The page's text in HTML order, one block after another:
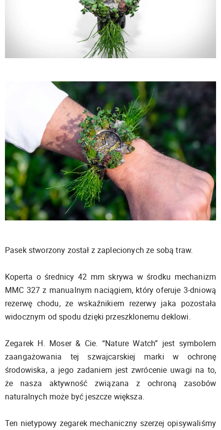
Pasek stworzony został z zaplecionych ze sobą traw.
Koperta o średnicy 42 mm skrywa w środku mechanizm
MMC 327 z manualnym naciągiem, który oferuje 3-dniową
rezerwę chodu, ze wskaźnikiem rezerwy jaka pozostała
widocznym od spodu dzięki przeszklonemu deklowi.
Zegarek H. Moser & Cie. “Nature Watch” jest symbolem
zaangażowania tej szwajcarskiej marki w ochronę
środowiska, a jego zadaniem jest zwrócenie uwagi na to,
że nasza aktywność związana z ochroną zasobów
naturalnych może być jeszcze większa.
Ten nietypowy zegarek mechaniczny szerzej opisywaliśmy